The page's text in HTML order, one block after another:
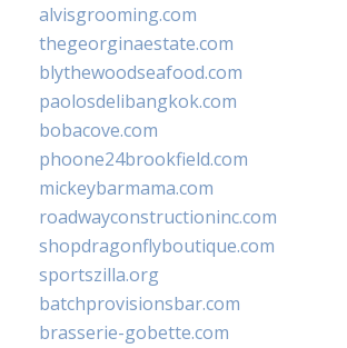
alvisgrooming.com
thegeorginaestate.com
blythewoodseafood.com
paolosdelibangkok.com
bobacove.com
phoone24brookfield.com
mickeybarmama.com
roadwayconstructioninc.com
shopdragonflyboutique.com
sportszilla.org
batchprovisionsbar.com
brasserie-gobette.com